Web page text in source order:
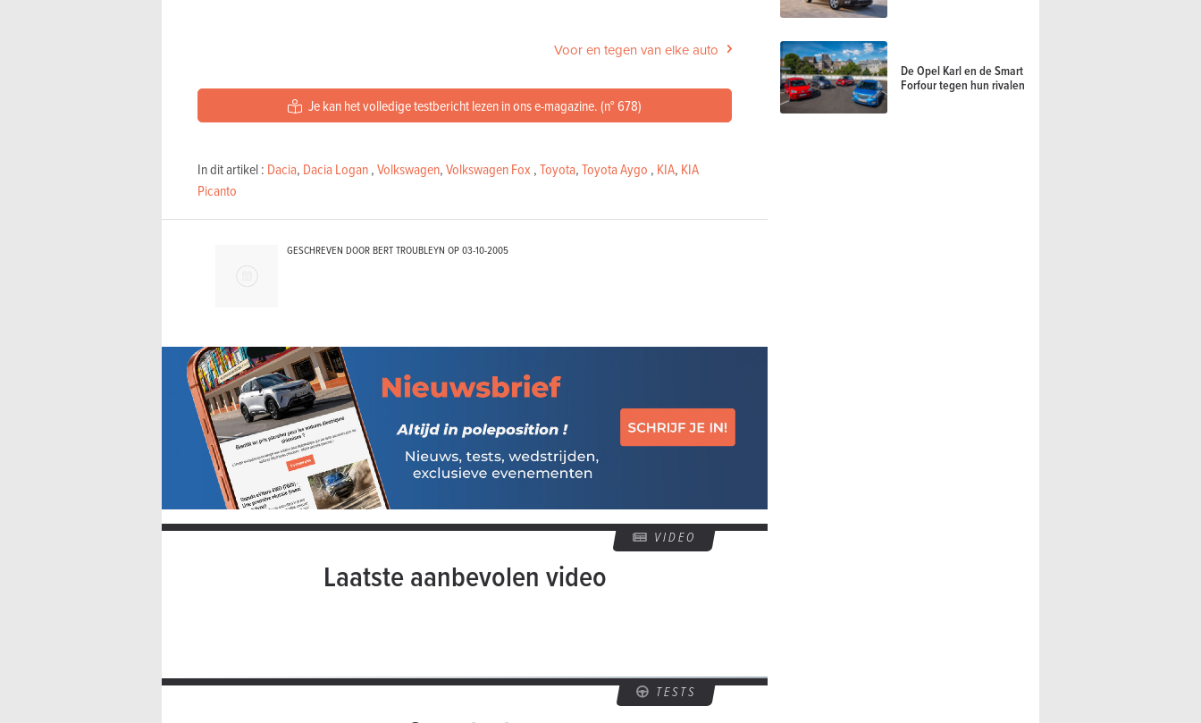
Voor en tegen van elke auto
Je kan het volledige testbericht lezen in ons e-magazine. (n° 678)
In dit artikel : Dacia, Dacia Logan,Volkswagen,Volkswagen Fox ,Toyota,Toyota Aygo , KIA, KIA
Picanto
GESCHREVEN DOOR BERT TROUBLEYN OP03-10-2005
VIDEO
Laatste aanbevolen video
TESTS
De Opel Karl en de Smart
Forfour tegen hun rivalen